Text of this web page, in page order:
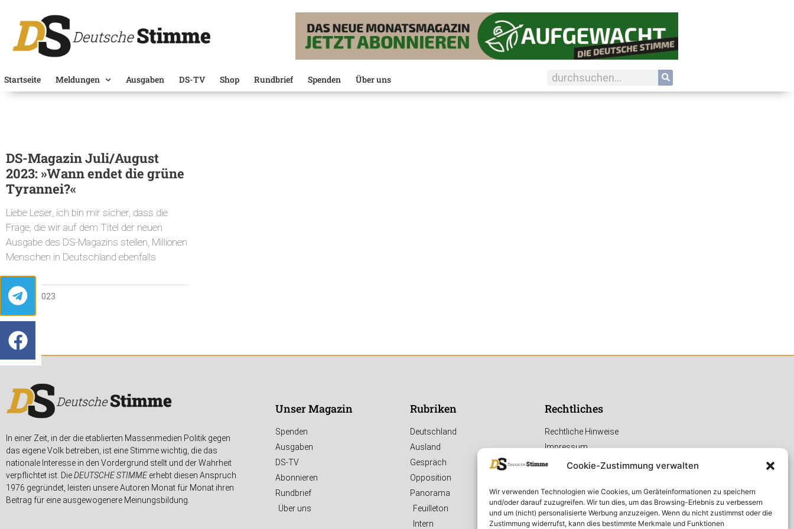
Cookie-Zustimmung verwalten
Wir verwenden Technologien wie Cookies, um Geräteinformationen zu speichern
und/oder darauf zuzugreifen. Wir tun dies, um das Browsing-Erlebnis zu verbessern
und um (nicht) personalisierte Werbung anzuzeigen. Wenn du nicht zustimmst oder die
Zustimmung widerrufst, kann dies bestimmte Merkmale und Funktionen
Startseite Meldungen Ausgaben DS-TV Shop Rundbrief Spenden Über uns
DS-Magazin Juli/August
2023: »Wann endet die grüne
Tyrannei?«
Liebe Leser, ich bin mir sicher, dass die
Frage, die wir auf dem Titel der neuen
Ausgabe des DS-Magazins stellen, Millionen
Menschen in Deutschland ebenfalls
26. JULI 2023
In einer Zeit, in der die etablierten Massenmedien Politik gegen
das eigene Volk betreiben, ist eine Stimme wichtig, die das
nationale Interesse in den Vordergrund stellt und der Wahrheit
verpflichtet ist. DieDEUTSCHE STIMMEerhebt diesen Anspruch.
1976 gegründet, leisten unsere Autoren Monat für Monat ihren
Beitrag für eine ausgewogenere Meinungsbildung.
Unser Magazin
Spenden
Ausgaben
DS-TV
Abonnieren
Rundbrief
Über uns
Rubriken
Deutschland
Ausland
Gespräch
Opposition
Panorama
Feuilleton
Intern
Rechtliches
Rechtliche Hinweise
Impressum
Datenschutzerklärung